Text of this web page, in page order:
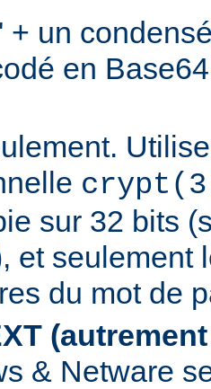
+ un
en
sur 32 bits
et seulement
du mot de
& Netware